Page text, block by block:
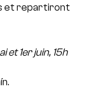
et repartiront
et 1er juin, 15h